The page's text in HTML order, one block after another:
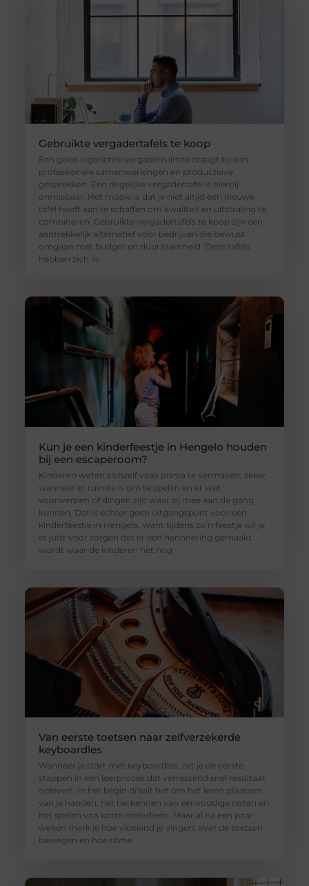
Gebruikte vergadertafels te koop
Een goed ingerichte vergaderruimte draagt bij aan
professionele samenwerkingen en productieve
gesprekken. Een degelijke vergadertafel is hierbij
onmisbaar. Het mooie is dat je niet altijd een nieuwe
tafel hoeft aan te schaffen om kwaliteit en uitstraling te
combineren. Gebruikte vergadertafels te koop zijn een
aantrekkelijk alternatief voor bedrijven die bewust
omgaan met budget en duurzaamheid. Deze tafels
hebben zich in
Kun je een kinderfeestje in Hengelo houden
bij een escaperoom?
Kinderen weten zichzelf vaak prima te vermaken, zeker
wanneer er ruimte is om te spelen en er wat
voorwerpen of dingen zijn waar zij mee aan de gang
kunnen. Dat is echter geen uitgangspunt voor een
kinderfeestje in Hengelo, want tijdens zo’n feestje wil je
er juist voor zorgen dat er een herinnering gemaakt
wordt waar de kinderen het nog
Van eerste toetsen naar zelfverzekerde
keyboardles
Wanneer je start met keyboardles, zet je de eerste
stappen in een leerproces dat verrassend snel resultaat
oplevert. In het begin draait het om het leren plaatsen
van je handen, het herkennen van eenvoudige noten en
het spelen van korte melodieën. Maar al na een paar
weken merk je hoe vloeiend je vingers over de toetsen
bewegen en hoe ritme